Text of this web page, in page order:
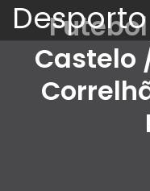
Castelo